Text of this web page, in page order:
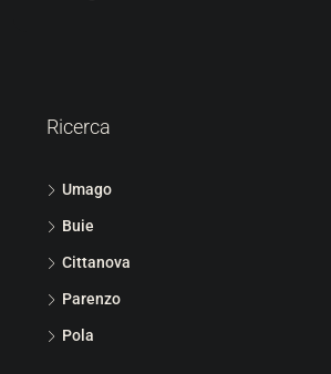
Ricerca
Umago
Buie
Cittanova
Parenzo
Pola